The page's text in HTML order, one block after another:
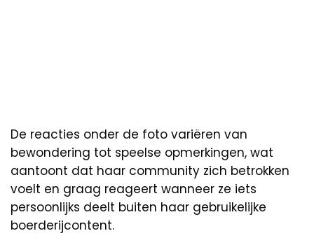
De reacties onder de foto variëren van
bewondering tot speelse opmerkingen, wat
aantoont dat haar community zich betrokken
voelt en graag reageert wanneer ze iets
persoonlijks deelt buiten haar gebruikelijke
boerderijcontent.